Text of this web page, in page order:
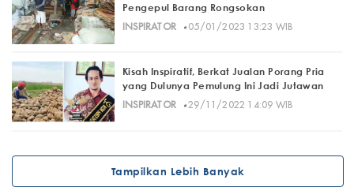
Pengepul Barang Rongsokan
INSPIRATOR
· 05/01/2023 13:23 WIB
Kisah Inspiratif, Berkat Jualan Porang Pria
yang Dulunya Pemulung Ini Jadi Jutawan
INSPIRATOR
· 29/11/2022 14:09 WIB
Tampilkan Lebih Banyak